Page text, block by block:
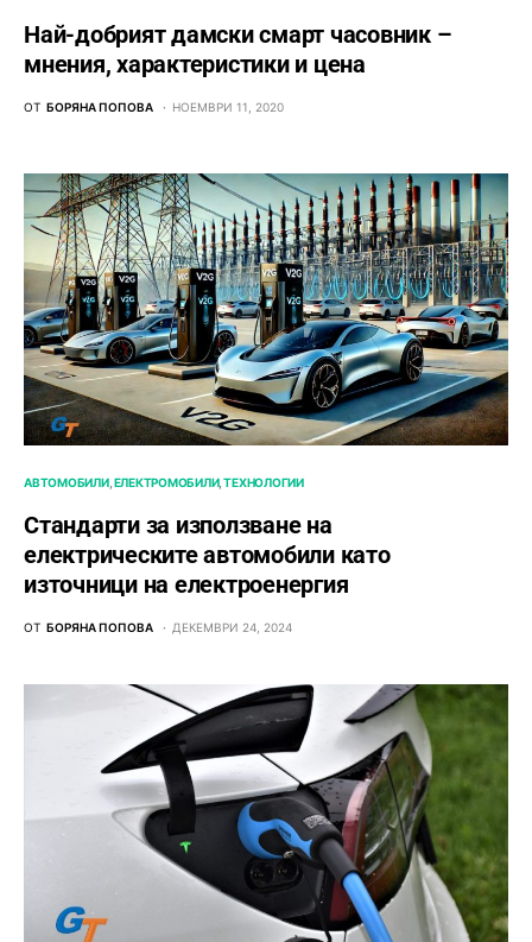
Най-добрият дамски смарт часовник –
мнения, характеристики и цена
ОТ БОРЯНА ПОПОВА НОЕМВРИ 11, 2020
АВТОМОБИЛИ ЕЛЕКТРОМОБИЛИ ТЕХНОЛОГИИ
Стандарти за използване на
електрическите автомобили като
източници на електроенергия
ОТ БОРЯНА ПОПОВА ДЕКЕМВРИ 24, 2024